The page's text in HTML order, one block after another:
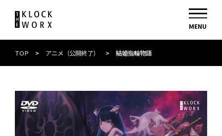
TOP > アニメ（公開終了） > 結婚指輪物語